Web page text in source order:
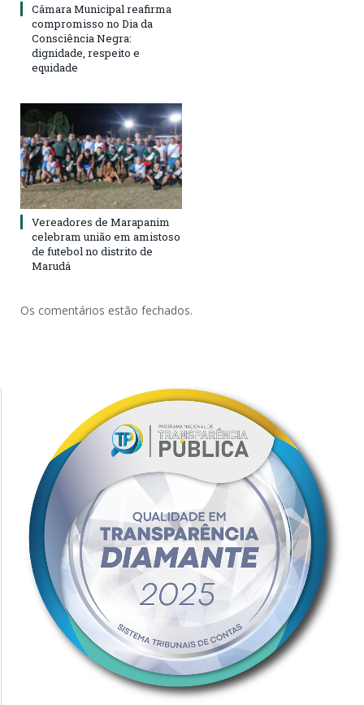
Câmara Municipal reafirma
compromisso no Dia da
Consciência Negra:
dignidade, respeito e
equidade
Vereadores de Marapanim
celebram união em amistoso
de futebol no distrito de
Marudá
Os comentários estão fechados.